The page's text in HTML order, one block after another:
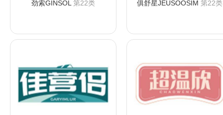
劲索GINSOL 第22类 俱舒星JEUSOOSIM 第22类